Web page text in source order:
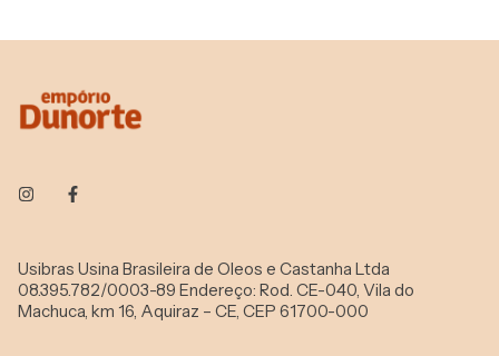
Usibras Usina Brasileira de Oleos e Castanha Ltda
08.395.782/0003-89 Endereço: Rod. CE-040, Vila do
Machuca, km 16, Aquiraz – CE, CEP 61700-000